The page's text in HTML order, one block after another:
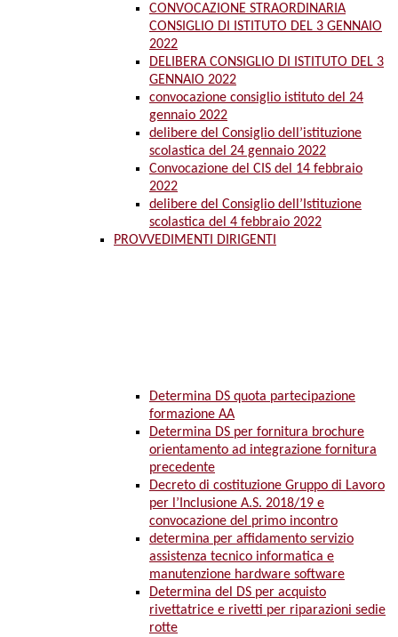
CONVOCAZIONE STRAORDINARIA
CONSIGLIO DI ISTITUTO DEL 3 GENNAIO
2022
DELIBERA CONSIGLIO DI ISTITUTO DEL 3
GENNAIO 2022
convocazione consiglio istituto del 24
gennaio 2022
delibere del Consiglio dell’istituzione
scolastica del 24 gennaio 2022
Convocazione del CIS del 14 febbraio
2022
delibere del Consiglio dell’Istituzione
scolastica del 4 febbraio 2022
PROVVEDIMENTI DIRIGENTI
Determina DS quota partecipazione
formazione AA
Determina DS per fornitura brochure
orientamento ad integrazione fornitura
precedente
Decreto di costituzione Gruppo di Lavoro
per l’Inclusione A.S. 2018/19 e
convocazione del primo incontro
determina per affidamento servizio
assistenza tecnico informatica e
manutenzione hardware software
Determina del DS per acquisto
rivettatrice e rivetti per riparazioni sedie
rotte